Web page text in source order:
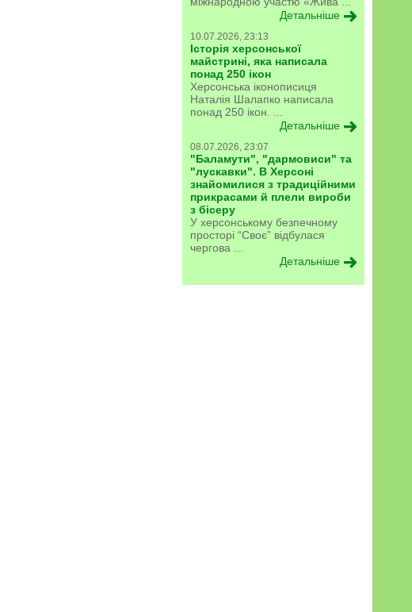
Детальніше
10.07.2026, 23:13
Історія херсонської
майстрині, яка написала
понад 250 ікон
Херсонська іконописиця
Наталія Шалапко написала
понад 250 ікон. ...
Детальніше
08.07.2026, 23:07
"Баламути", "дармовиси" та
"лускавки". В Херсоні
знайомилися з традиційними
прикрасами й плели вироби
з бісеру
У херсонському безпечному
просторі “Своє” відбулася
чергова ...
Детальніше